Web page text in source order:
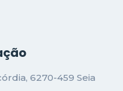
6270-459 Seia